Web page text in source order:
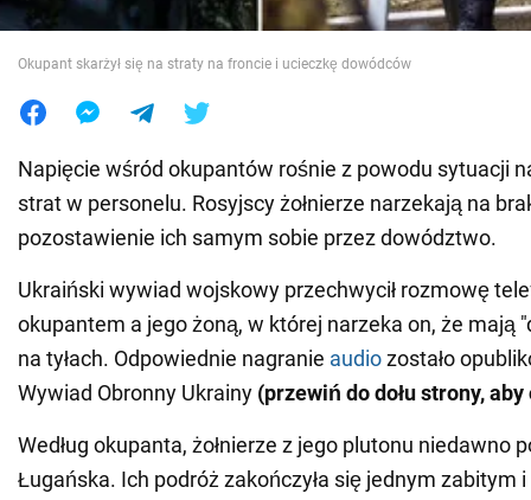
Jedzenie
Okupant skarżył się na straty na froncie i ucieczkę dowódców
Napięcie wśród okupantów rośnie z powodu sytuacji
strat w personelu. Rosyjscy żołnierze narzekają na
pozostawienie ich samym sobie przez dowództwo.
Ukraiński wywiad wojskowy przechwycił rozmowę
okupantem a jego żoną, w której narzeka on, że mają
na tyłach. Odpowiednie nagranie audiozostało
Wywiad Obronny Ukrainy (przewiń do dołu strony,
Według okupanta, żołnierze z jego plutonu niedawno
Ługańska. Ich podróż zakończyła się jednym zabitym